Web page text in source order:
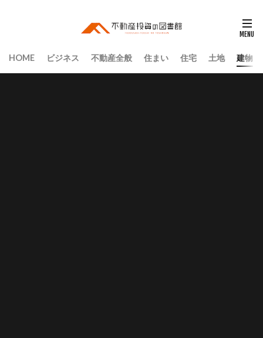
HOME ビジネス 不動産全般 住まい 住宅 土地 建物